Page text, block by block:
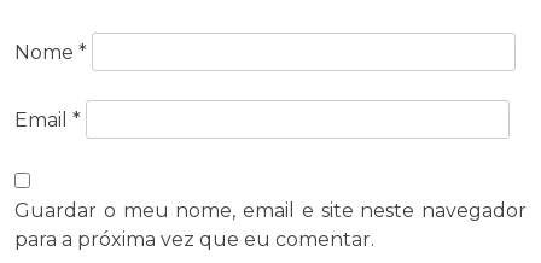
Nome *
Email *
Guardar o meu nome, email e site neste navegador
para a próxima vez que eu comentar.